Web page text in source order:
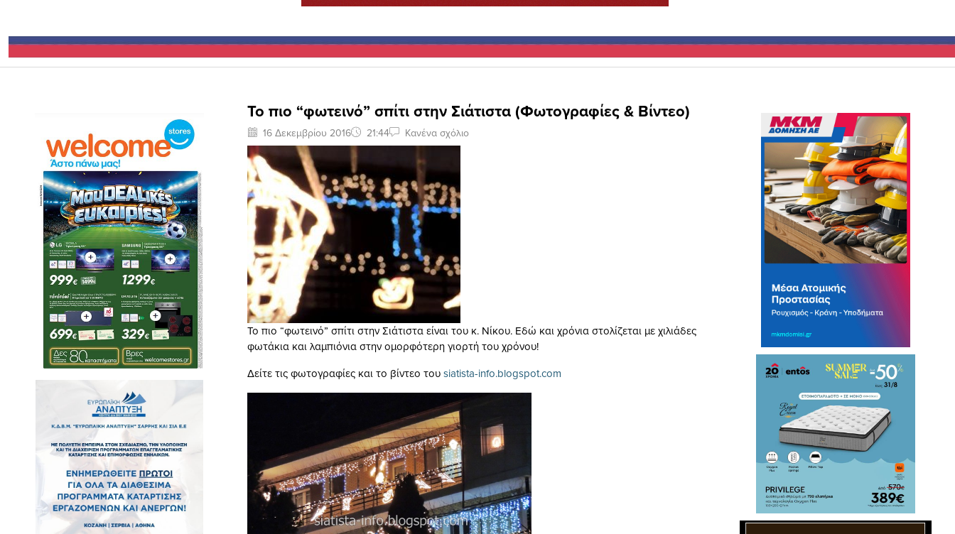
To πιο “φωτεινό” σπίτι στην Σιάτιστα (Φωτογραφίες & Βίντεο)
16 Δεκεμβρίου 2016 21:44 Κανένα σχόλιο
To πιο “φωτεινό” σπίτι στην Σιάτιστα είναι του κ. Νίκου. Εδώ και χρόνια στολίζεται με χιλιάδες
φωτάκια και λαμπιόνια στην ομορφότερη γιορτή του χρόνου!
Δείτε τις φωτογραφίες και το βίντεο τουsiatista-info.blogspot.com